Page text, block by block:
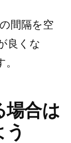
間隔を空
良くな
場合は